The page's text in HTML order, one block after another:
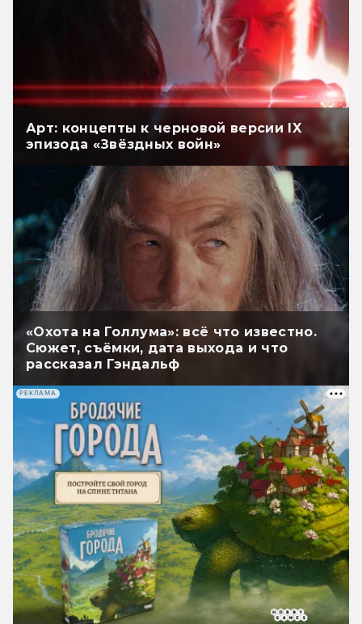
Арт: концепты к черновой версии IX
эпизода «Звёздных войн»
«Охота на Голлума»: всё что известно.
Сюжет, съёмки, дата выхода и что
рассказал Гэндальф
РЕКЛАМА